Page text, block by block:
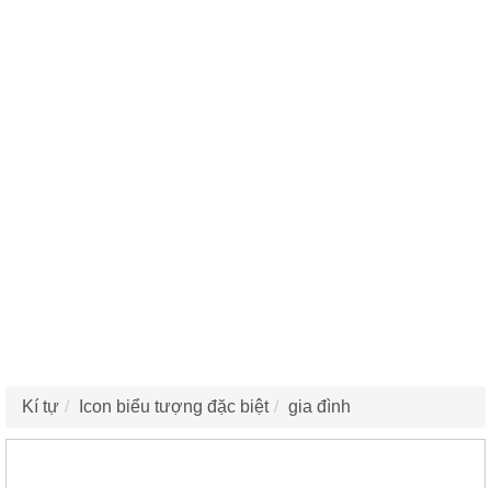
Kí tự Icon biểu tượng đặc biệt gia đình